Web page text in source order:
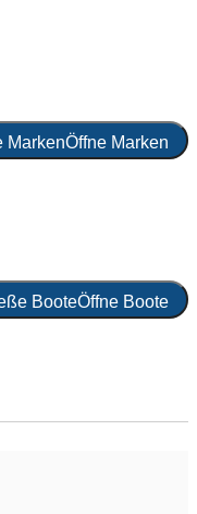
MarkenÖffne Marken
BooteÖffne Boote